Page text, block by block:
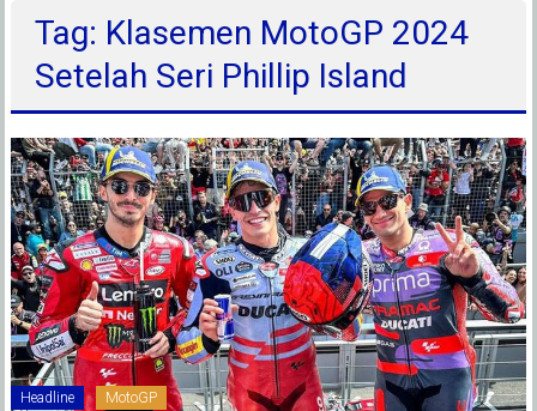
Tag: Klasemen MotoGP 2024
Setelah Seri Phillip Island
Headline MotoGP